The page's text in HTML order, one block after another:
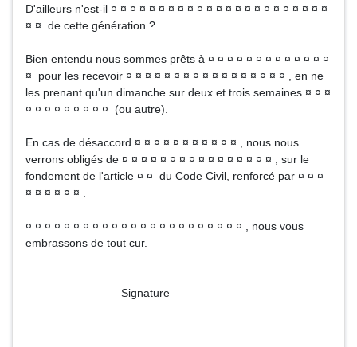
D'ailleurs n'est-il ¤ ¤ ¤ ¤ ¤ ¤ ¤ ¤ ¤ ¤ ¤ ¤ ¤ ¤ ¤ ¤ ¤ ¤ ¤ ¤ ¤ ¤ ¤
¤ ¤ de cette génération ?...
Bien entendu nous sommes prêts à ¤ ¤ ¤ ¤ ¤ ¤ ¤ ¤ ¤ ¤ ¤ ¤ ¤
¤ pour les recevoir ¤ ¤ ¤ ¤ ¤ ¤ ¤ ¤ ¤ ¤ ¤ ¤ ¤ ¤ ¤ ¤ ¤ , en ne
les prenant qu'un dimanche sur deux et trois semaines ¤ ¤ ¤
¤ ¤ ¤ ¤ ¤ ¤ ¤ ¤ ¤ (ou autre).
En cas de désaccord ¤ ¤ ¤ ¤ ¤ ¤ ¤ ¤ ¤ ¤ ¤ , nous nous
verrons obligés de ¤ ¤ ¤ ¤ ¤ ¤ ¤ ¤ ¤ ¤ ¤ ¤ ¤ ¤ ¤ ¤ , sur le
fondement de l'article ¤ ¤ du Code Civil, renforcé par ¤ ¤ ¤
¤ ¤ ¤ ¤ ¤ ¤ .
¤ ¤ ¤ ¤ ¤ ¤ ¤ ¤ ¤ ¤ ¤ ¤ ¤ ¤ ¤ ¤ ¤ ¤ ¤ ¤ ¤ ¤ ¤ , nous vous
embrassons de tout cur.
Signature